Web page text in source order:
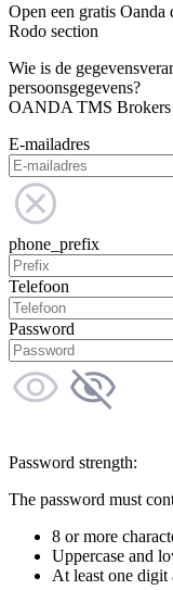
Open een gratis Oanda
Rodo section
Wie is de
persoonsgegevens?
OANDA TMS Brokers
E-mailadres
phone_prefix
Telefoon
Password
Password strength:
The password must
8 or more
Uppercase and
At least one digit